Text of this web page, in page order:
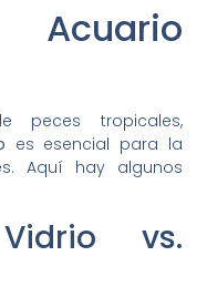
peces tropicales,
es esencial para la
Aquí hay algunos
vs.